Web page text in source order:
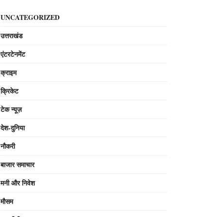
UNCATEGORIZED
उत्तराखंड
एंटरटेनमेंट
क्राइम
क्रिकेट
टेक न्यूज़
देश-दुनिया
नौकरी
बाजार समाचार
मनी और निवेश
मौसम